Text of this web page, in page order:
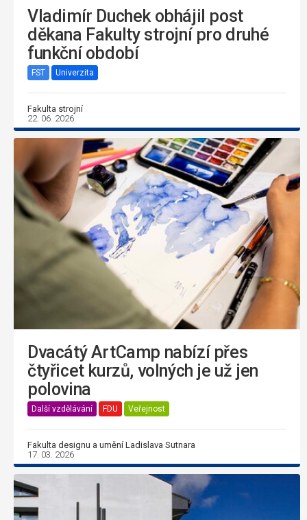
Vladimír Duchek obhájil post
děkana Fakulty strojní pro druhé
funkční období
FST Univerzita
Fakulta strojní
22. 06. 2026
Dvacátý ArtCamp nabízí přes
čtyřicet kurzů, volných je už jen
polovina
Další vzdělávání FDU Veřejnost
Fakulta designu a umění Ladislava Sutnara
17. 03. 2026